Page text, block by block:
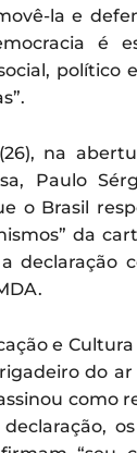
la e
é
político
na
Paulo
o Brasil
da
declaração
e
do
como